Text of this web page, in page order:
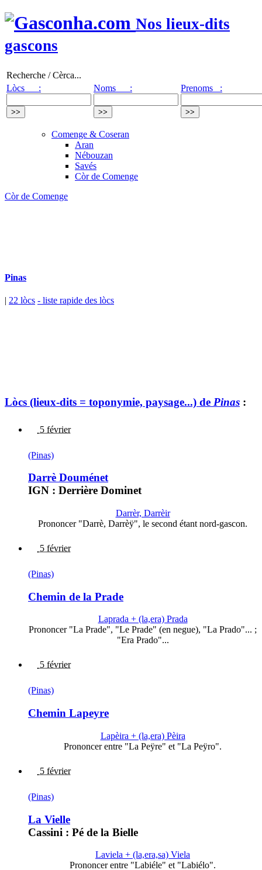
Nos lieux-dits
gascons
Recherche / Cèrca...
Lòcs :
Noms : Prenoms :
Comenge & Coseran
Aran
Nébouzan
Savés
Còr de Comenge
Còr de Comenge
Pinas
| 22 lòcs - liste rapide des lòcs
Lòcs (lieux-dits = toponymie, paysage...) de Pinas :
5 février
(Pinas)
Darrè Douménet
IGN : Derrière Dominet
Darrèr, Darrèir
Prononcer "Darrè, Darrèÿ", le second étant nord-gascon.
5 février
(Pinas)
Chemin de la Prade
Laprada + (la,era) Prada
Prononcer "La Prade", "Le Prade" (en negue), "La Prado"... ;
"Era Prado"...
5 février
(Pinas)
Chemin Lapeyre
Lapèira + (la,era) Pèira
Prononcer entre "La Peÿre" et "La Peÿro".
5 février
(Pinas)
La Vielle
Cassini : Pé de la Bielle
Laviela + (la,era,sa) Viela
Prononcer entre "Labiéle" et "Labiélo".